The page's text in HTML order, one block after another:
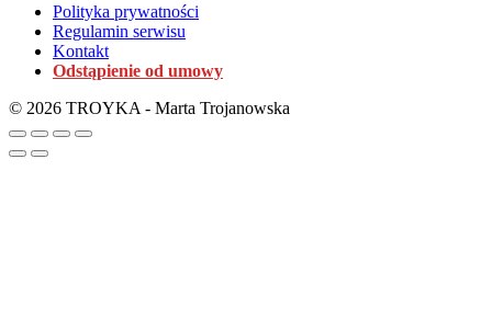
Polityka prywatności
Regulamin serwisu
Kontakt
Odstąpienie od umowy
© 2026 TROYKA - Marta Trojanowska